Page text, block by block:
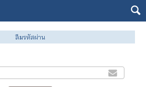
ลืมรหัสผ่าน